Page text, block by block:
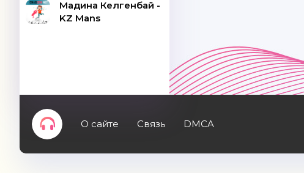
Мадина Келгенбай -
KZ Mans
О сайте Связь DMCA